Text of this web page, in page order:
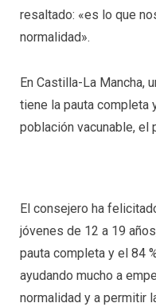
resaltado: «es lo que
normalidad».
En Castilla-La Mancha,
tiene la pauta completa
población vacunable, el
El consejero ha
jóvenes de 12 a 19
pauta completa y el 84
ayudando mucho a
normalidad y a permitir